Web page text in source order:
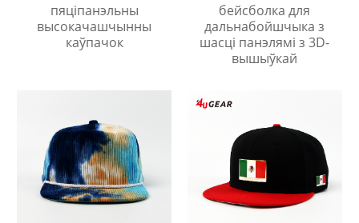
пяціпанэльны
высокачашчынны
каўпачок
бейсболка для
дальнабойшчыка з
шасці панэлямі з 3D-
вышыўкай